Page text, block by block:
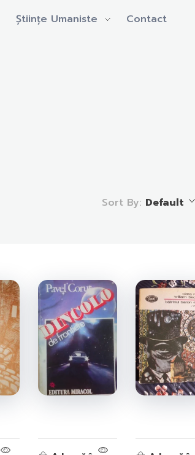
Științe Umaniste Contact
Sort By: Default